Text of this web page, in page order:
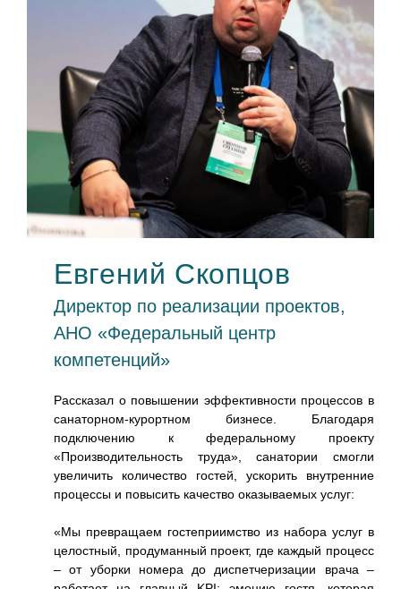
Евгений Скопцов
Директор по реализации проектов,
АНО «Федеральный центр
компетенций»
Рассказал о повышении эффективности процессов в
санаторном-курортном бизнесе. Благодаря
подключению к федеральному проекту
«Производительность труда», санатории смогли
увеличить количество гостей, ускорить внутренние
процессы и повысить качество оказываемых услуг:
«Мы превращаем гостеприимство из набора услуг в
целостный, продуманный проект, где каждый процесс
– от уборки номера до диспетчеризации врача –